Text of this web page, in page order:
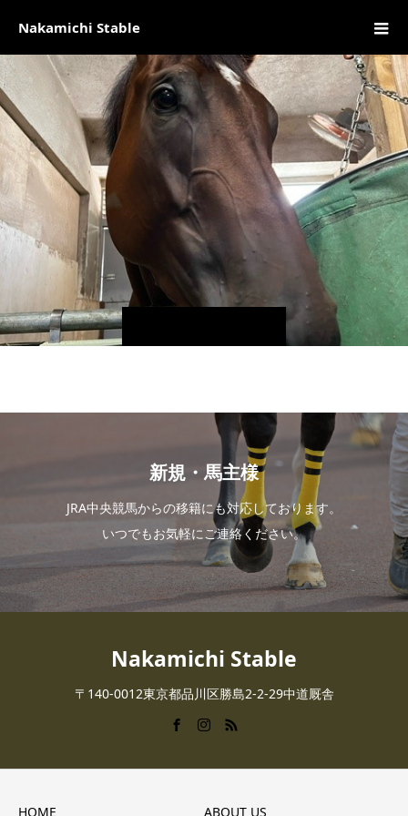
Nakamichi Stable
新規・馬主様
JRA中央競馬からの移籍にも対応しております。
いつでもお気軽にご連絡ください。
Nakamichi Stable
〒140-0012東京都品川区勝島2-2-29中道厩舎
HOME ABOUT US